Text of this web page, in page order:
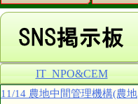
IT_NPO&CEM
11/14 農地中間管理機構(農地